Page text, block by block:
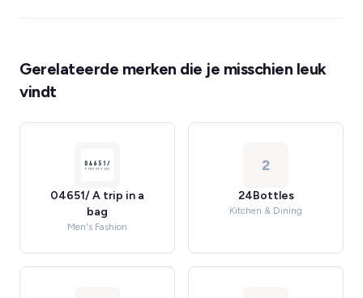
Gerelateerde merken die je misschien leuk
vindt
04651/ A trip in a
bag
Men's Fashion
2
24Bottles
Kitchen & Dining